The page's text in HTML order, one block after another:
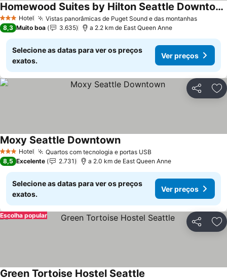
3 EstrelasHotel Vistas panorâmicas de Puget Sound e das montanhas
Homewood Suites by Hilton Seattle Downtown
8,3 Muito boa 3.635 a 2.2 km de East Queen Anne
Selecione as datas para ver os preços
exatos.
Ver preços
Partilhar
3 EstrelasHotel Quartos com tecnologia e portas USB
Moxy Seattle Downtown
8,5 Excelente 2.731 a 2.0 km de East Queen Anne
Selecione as datas para ver os preços
exatos.
Ver preços
Partilhar
Escolha popular
Green Tortoise Hostel Seattle